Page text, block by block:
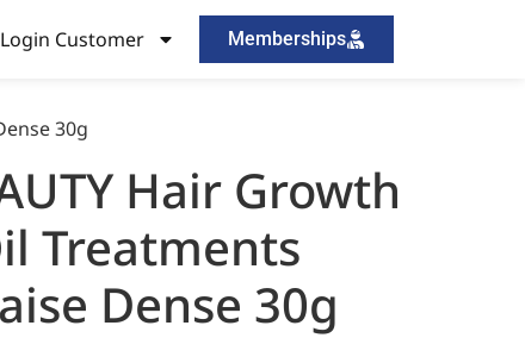
Login Customer Memberships
30g
Hair Growth
Treatments
Dense 30g